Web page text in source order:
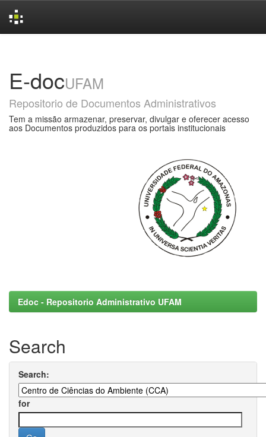
E-docUFAM
Repositorio de Documentos Administrativos
Tem a missão armazenar, preservar, divulgar e oferecer acesso
aos Documentos produzidos para os portais institucionais
Edoc - Repositorio Administrativo UFAM
Search
Search:
for